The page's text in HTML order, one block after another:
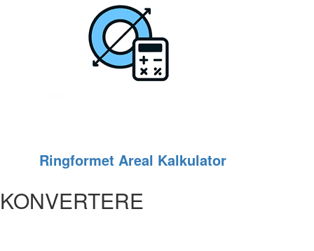
Ringformet Areal Kalkulator
KONVERTERE